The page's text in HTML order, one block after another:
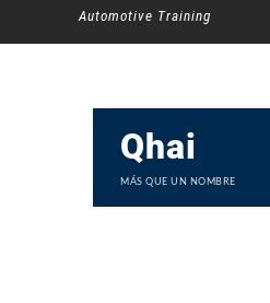
al
Automotive Training
Qhai
MÁS QUE UN NOMBRE